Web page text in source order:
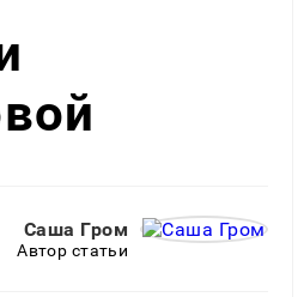
Саша Гром
Автор статьи